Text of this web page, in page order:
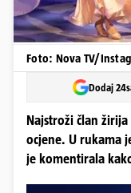
Foto: Nova TV/
Dodaj
Najstroži član
ocjene. U rukama
je komentirala